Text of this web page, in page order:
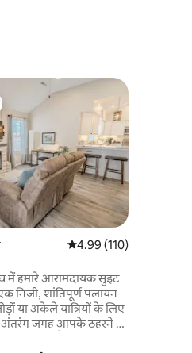
औसत रेटिंग 5 में से 4.99,
4.99 (110)
हमारे आरामदायक सुइट
निजी, शांतिपूर्ण पलायन
या अकेले यात्रियों के लिए
अंतरंग जगह आपके ठहरने को